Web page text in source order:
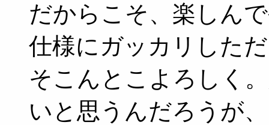
だからこそ、楽しん
仕様にガッカリした
そこんとこよろしく
いと思うんだろうが、